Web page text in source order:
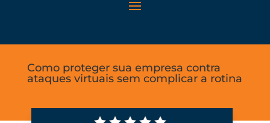
Como proteger sua empresa contra
ataques virtuais sem complicar a rotina